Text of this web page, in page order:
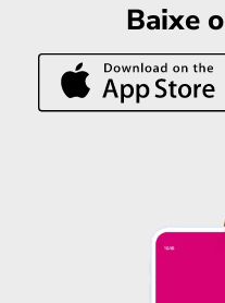
Baixe